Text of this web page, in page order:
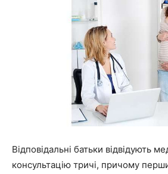
Відповідальні батьки відвідують
консультацію тричі, причому